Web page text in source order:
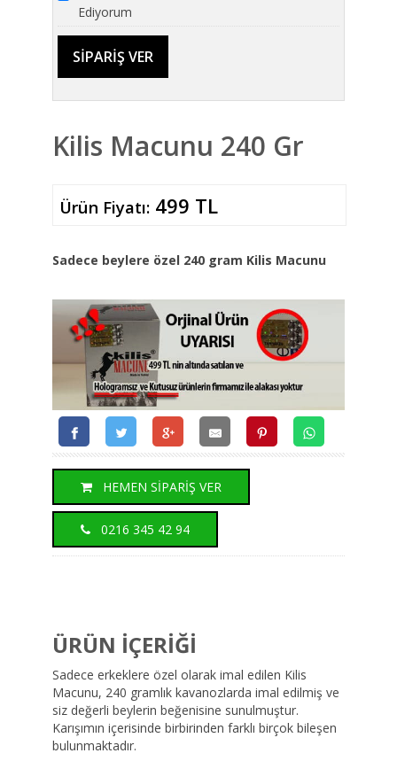
Ediyorum
Kilis Macunu 240 Gr
Ürün Fiyatı:499 TL
Sadece beylere özel 240 gram Kilis Macunu
HEMEN SİPARİŞ VER
0216 345 42 94
ÜRÜN İÇERİĞİ
Sadece erkeklere özel olarak imal edilen Kilis
Macunu, 240 gramlık kavanozlarda imal edilmiş ve
siz değerli beylerin beğenisine sunulmuştur.
Karışımın içerisinde birbirinden farklı birçok bileşen
bulunmaktadır.